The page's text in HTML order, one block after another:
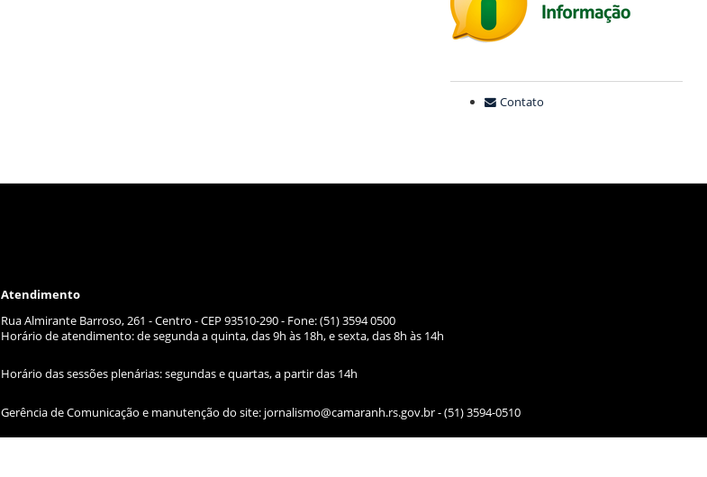
Contato
Atendimento
Rua Almirante Barroso, 261 - Centro - CEP 93510-290 - Fone: (51) 3594 0500
Horário de atendimento: de segunda a quinta, das 9h às 18h, e sexta, das8h às 14h
Horário das sessões plenárias: segundas e quartas, a partir das 14h
Gerência de Comunicação e manutenção do site: jornalismo@camaranh.rs.gov.br- (51) 3594-0510